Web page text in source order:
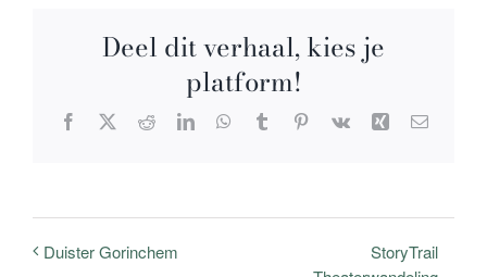
Deel dit verhaal, kies je
platform!
Facebook
X RedditLinkedInWhatsApp
TumblrPinterest
Vk Xing E-
Duister Gorinchem
StoryTrail